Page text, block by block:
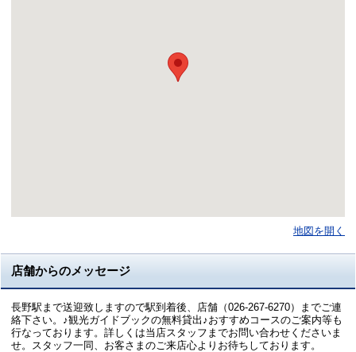
地図を開く
店舗からのメッセージ
長野駅まで送迎致しますので駅到着後、店舗（026-267-6270）までご連
絡下さい。♪観光ガイドブックの無料貸出♪おすすめコースのご案内等も
行なっております。詳しくは当店スタッフまでお問い合わせくださいま
せ。スタッフ一同、お客さまのご来店心よりお待ちしております。